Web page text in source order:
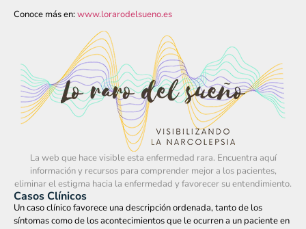
Conoce más en:www.lorarodelsueno.es
La web que hace visible esta enfermedad rara. Encuentra aquí
información y recursos para comprender mejor a los pacientes,
eliminar el estigma hacia la enfermedad y favorecer su entendimiento.
Casos Clínicos
Un caso clínico favorece una descripción ordenada, tanto de los
síntomas como de los acontecimientos que le ocurren a un paciente en